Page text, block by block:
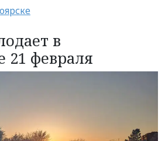
в
21 февраля